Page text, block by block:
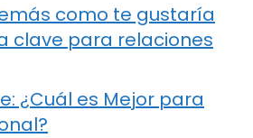
como te gustaría
clave para relaciones
¿Cuál es Mejor para